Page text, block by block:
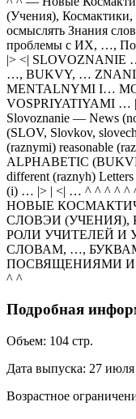
(Учения),
осмыслять Знания
проблемы с ИХ, …,
|> <|
…, BUKVY, …
MENTALNYMI I…
VOSPRIYATIYAMI …
Slovoznanie — News
(SLOV, Slovkov,
(raznymi) reasonable
ALPHABETIC
different (raznyh)
(i) … |> | <| … ^ ^ ^ ^
НОВЫЕ
СЛОВЭИ
РОЛИ УЧИТЕЛЕЙ И
СЛОВАМ, …,
ПОСВЯЩЕНИЯМИ И
^ ^
Подробная
Объем: 104 стр.
Дата выпуска: 27 июля
Возрастное